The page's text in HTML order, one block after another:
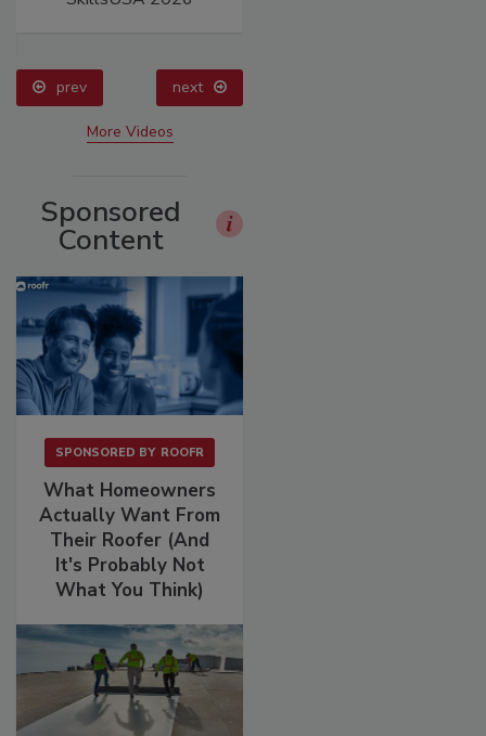
prev next
More Videos
Sponsored
Content
SPONSORED BY ROOFR
What Homeowners
Actually Want From
Their Roofer (And
It's Probably Not
What You Think)